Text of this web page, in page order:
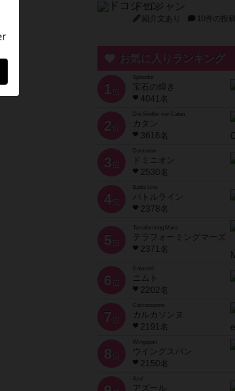
ドコジャン
紹介文あり 10件の投稿
お気に入りランキング
1 位
宝石の煌き
4041名
2 位
Die Siedler von Catan
カタン
3616名
3 位
ドミニオン
2530名
4位
Battle Line
バトルライン
2378名
5 位
Terraforming Mars
テラフォーミングマーズ
2371名
6 位
ニムト
2202名
7 位
Carcassonne
カルカソンヌ
2191名
8 位
Wingspan
ウイングスパン
2150名
Azul
アズール